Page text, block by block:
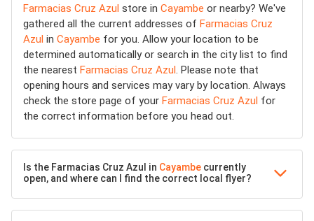
Farmacias Cruz Azul store in Cayambe or nearby? We've
gathered all the current addresses of Farmacias Cruz
Azul in Cayambe for you. Allow your location to be
determined automatically or search in the city list to find
the nearest Farmacias Cruz Azul. Please note that
opening hours and services may vary by location. Always
check the store page of your Farmacias Cruz Azul for
the correct information before you head out.
Is the Farmacias Cruz Azul in Cayambe currently
open, and where can I find the correct local flyer?